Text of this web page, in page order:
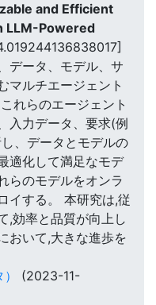
and Efficient
LLM-Powered
データ、モデル、サ
マルチエージェント
れらのエージェント
入力データ、要求(例
、データとモデルの
適化して満足なモデ
らのモデルをオンラ
イする。 本研究は,従
,効率と品質が向上し
おいて,大きな進歩を
(2023-11-